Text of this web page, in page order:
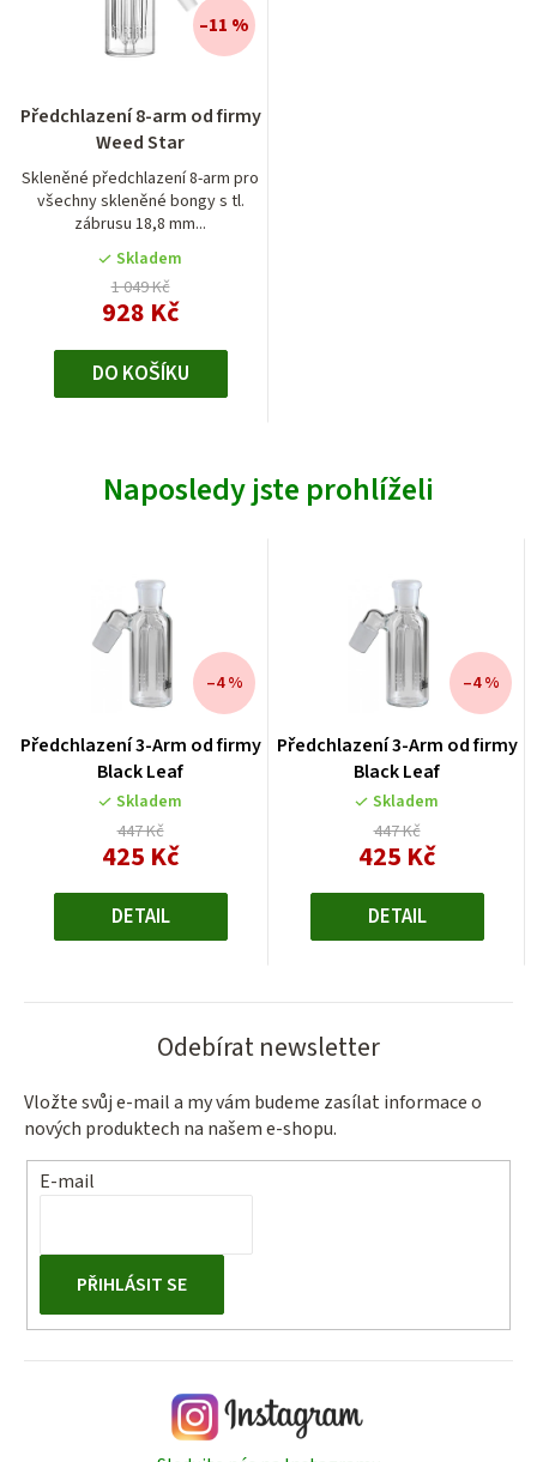
Předchlazení 8-arm od firmy
Weed Star
Skleněné předchlazení 8-arm pro
všechny skleněné bongy s tl.
zábrusu 18,8 mm...
Skladem
1 049 Kč
928 Kč
–11 %
DO KOŠÍKU
Naposledy jste prohlíželi
Předchlazení 3-Arm od firmy
Black Leaf
Skladem
447 Kč
–4 %
425 KčMěrná
DETAIL
Předchlazení 3-Arm od firmy
Black Leaf
Skladem
447 Kč
–4 %
425 KčMěrná
DETAIL
Odebírat newsletter
Vložte svůj e-mail a my vám budeme zasílat informace o
nových produktech na našem e-shopu.
E-mail
PŘIHLÁSIT SE